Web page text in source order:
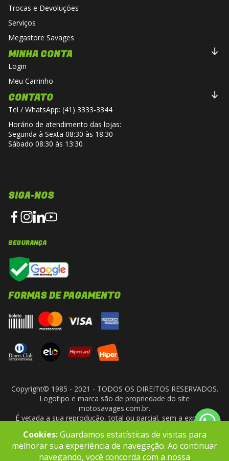
Trocas e Devoluções
Serviços
Megastore Savages
MINHA CONTA
Login
Meu Carrinho
CONTATO
Tel / WhatsApp: (41) 3333-3344
Horário de atendimento das lojas:
Segunda à Sexta 08:30 às 18:30
Sábado 08:30 às 13:30
SIGA-NOS
SEGURANÇA
FORMAS DE PAGAMENTO
Copyright© 1985 - 2021 - TODOS OS DIREITOS RESERVADOS.
Logotipo e marca são de propriedade do site
motosavages.com.br.
É vetada a sua reprodução, total ou parcial, sem a expressa
- CNPJ: 10.927.924/0001-91
Cookies:Guardamos estatísticas de visitas para
melhorar sua experiência de navegação. Ao continuar
navegando, você concorda com a nossa